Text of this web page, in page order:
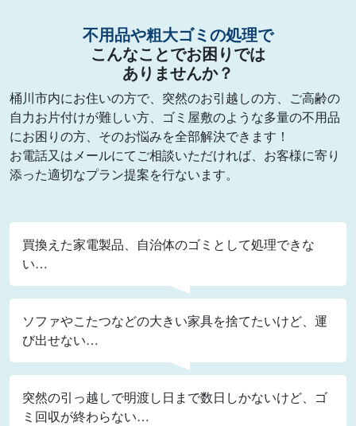
不用品や粗大ゴミの処理で
こんなことでお困りでは
ありませんか？
桶川市内にお住いの方で、突然のお引越しの方、ご高齢の
自力お片付けが難しい方、ゴミ屋敷のような多量の不用品
にお困りの方、そのお悩みを全部解決できます！
お電話又はメールにてご相談いただければ、お客様に寄り
添った適切なプラン提案を行ないます。
買換えた家電製品、自治体のゴミとして処理できな
い…
ソファやこたつなどの大きい家具を捨てたいけど、運
び出せない…
突然の引っ越しで明渡し日まで数日しかないけど、ゴ
ミ回収が終わらない…